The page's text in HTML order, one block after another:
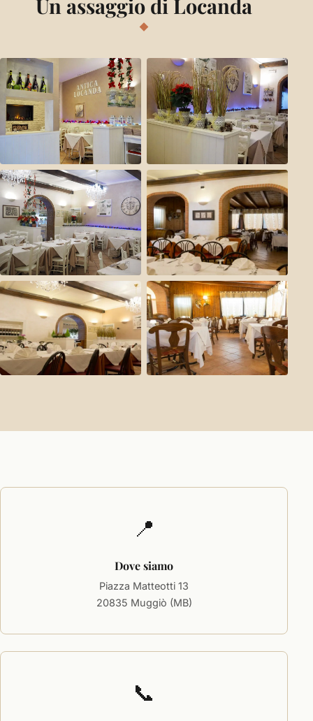
Un assaggio di Locanda
📍
Dove siamo
Piazza Matteotti 13
20835 Muggiò (MB)
📞